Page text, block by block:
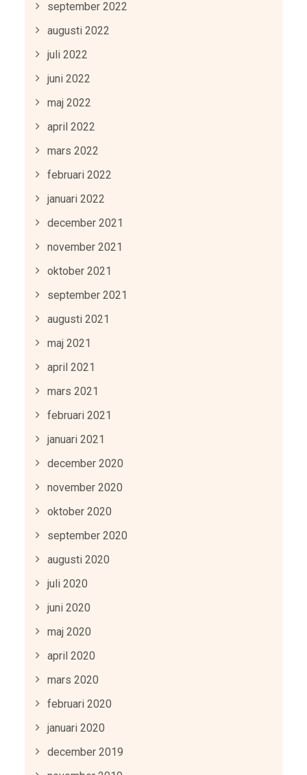
september 2022
augusti 2022
juli 2022
juni 2022
maj 2022
april 2022
mars 2022
februari 2022
januari 2022
december 2021
november 2021
oktober 2021
september 2021
augusti 2021
maj 2021
april 2021
mars 2021
februari 2021
januari 2021
december 2020
november 2020
oktober 2020
september 2020
augusti 2020
juli 2020
juni 2020
maj 2020
april 2020
mars 2020
februari 2020
januari 2020
december 2019